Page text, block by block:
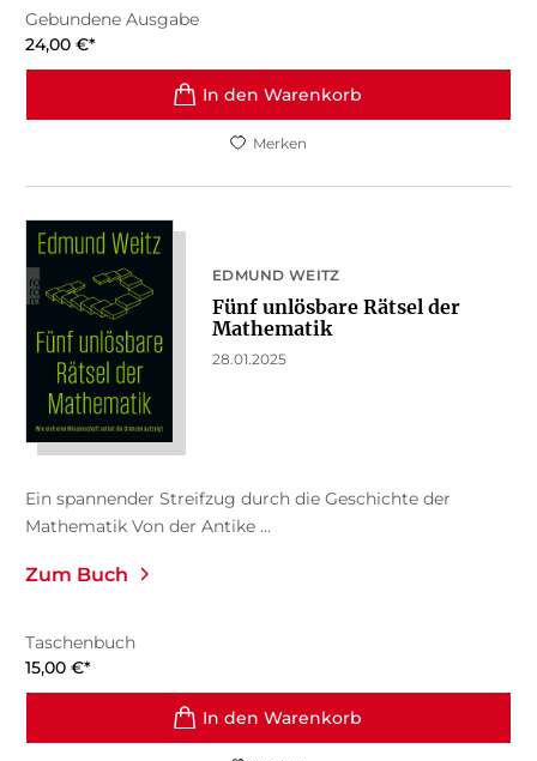
Gebundene Ausgabe
24,00 €*
In den Warenkorb
Merken
EDMUND WEITZ
Fünf unlösbare Rätsel der
Mathematik
28.01.2025
Ein spannender Streifzug durch die Geschichte der
Mathematik Von der Antike ...
Zum Buch
Taschenbuch
15,00 €*
In den Warenkorb